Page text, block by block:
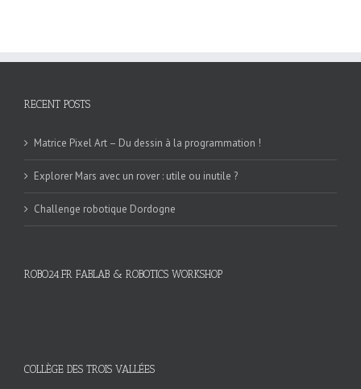
RECENT POSTS
Matrice Pixel Art – Du dessin à la programmation !
Explorer Mars avec un rover : utile ou inutile ?
Challenge robotique Dordogne
ROBO24.FR FABLAB & ROBOTICS WORKSHOP
COLLÈGE DES TROIS VALLÉES